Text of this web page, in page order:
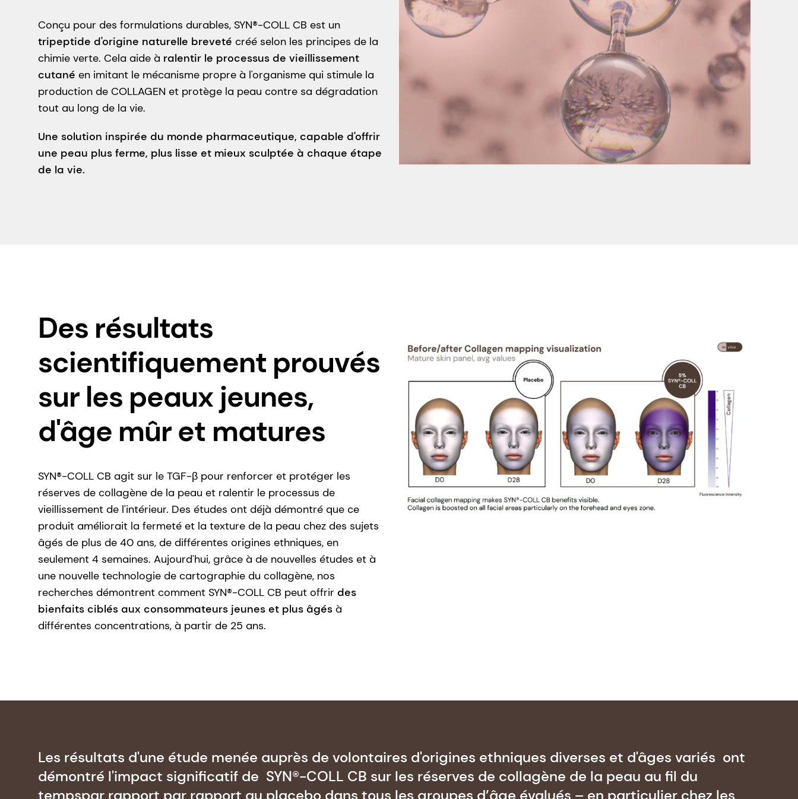
Conçu pour des formulations durables, SYN®-COLL CB est un
tripeptide d'origine naturelle breveté créé selon les principes de la
chimie verte. Cela aide à ralentir le processus de vieillissement
cutané en imitant le mécanisme propre à l'organisme qui stimule la
production de COLLAGEN et protège la peau contre sa dégradation
tout au long de la vie.
Une solution inspirée du monde pharmaceutique, capable d'offrir
une peau plus ferme, plus lisse et mieux sculptée à chaque étape
de la vie.
Des résultats
scientifiquement prouvés
sur les peaux jeunes,
d'âge mûr et matures
SYN®-COLL CB agit sur le TGF-β pour renforcer et protéger les
réserves de collagène de la peau et ralentir le processus de
vieillissement de l'intérieur. Des études ont déjà démontré que ce
produit améliorait la fermeté et la texture de la peau chez des sujets
âgés de plus de 40 ans, de différentes origines ethniques, en
seulement 4 semaines. Aujourd'hui, grâce à de nouvelles études et à
une nouvelle technologie de cartographie du collagène, nos
recherches démontrent comment SYN®-COLL CB peut offrir des
bienfaits ciblés aux consommateurs jeunes et plus âgés à
différentes concentrations, à partir de 25 ans.
Les résultats d'une étude menée auprès de volontaires d'origines ethniques diverses et d'âges variés ont
démontré l'impact significatif de SYN®-COLL CB sur les réserves de collagène de la peau au fil du